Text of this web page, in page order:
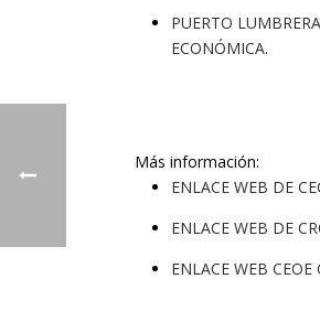
PUERTO
ECONÓMICA.
Más información:
ENLACE WEB DE
ENLACE WEB DE
ENLACE WEB